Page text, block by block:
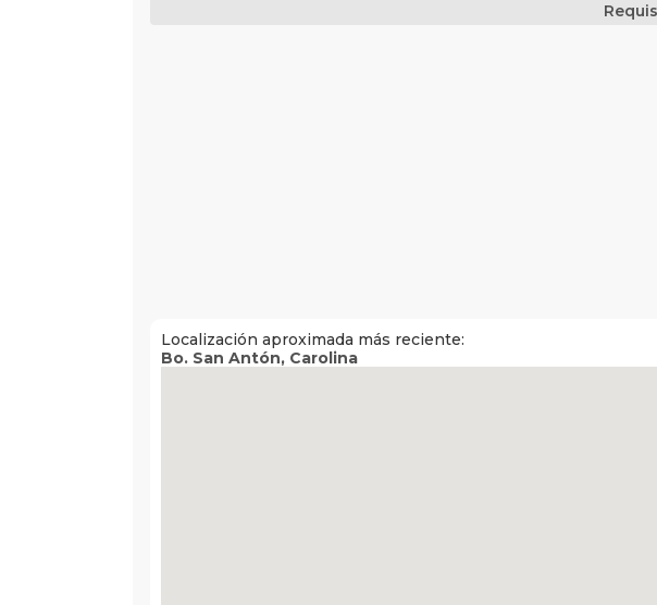
Localización aproximada más reciente:
Bo. San Antón, Carolina